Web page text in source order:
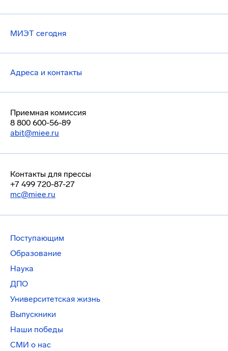
МИЭТ сегодня
Адреса и контакты
Приемная комиссия
8 800 600-56-89
abit@miee.ru
Контакты для прессы
+7 499 720-87-27
mc@miee.ru
Поступающим
Образование
Наука
ДПО
Университетская жизнь
Выпускники
Наши победы
СМИ о нас